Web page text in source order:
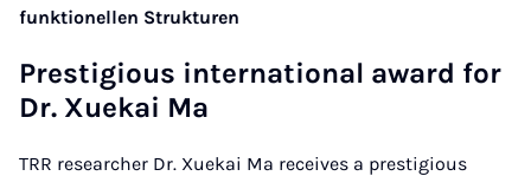
funktionellen Strukturen
Pres­ti­gious in­ter­na­ti­o­nal award for
Dr. Xu­e­kai Ma
TRR researcher Dr. Xuekai Ma receives a prestigious